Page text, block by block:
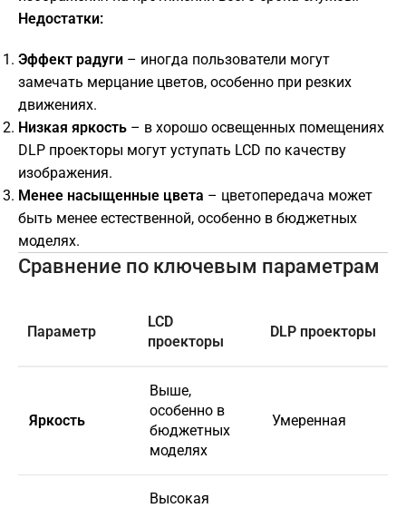
Недостатки:
Эффект радуги – иногда пользователи могут
замечать мерцание цветов, особенно при резких
движениях.
Низкая яркость – в хорошо освещенных помещениях
DLP проекторы могут уступать LCD по качеству
изображения.
Менее насыщенные цвета – цветопередача может
быть менее естественной, особенно в бюджетных
моделях.
Сравнение по ключевым параметрам
Параметр
LCD
проекторы
DLP проекторы
Яркость
Выше,
особенно в
бюджетных
моделях
Умеренная
Высокая